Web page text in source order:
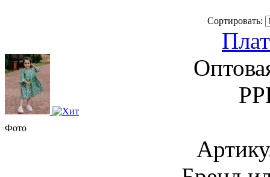
Сортировать:
Фото